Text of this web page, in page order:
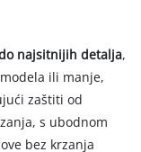
najsitnijih detalja,
ili manje,
zaštiti od
s ubodnom
bez krzanja